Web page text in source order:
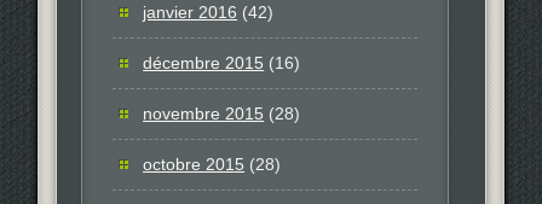
janvier 2016 (42)
décembre 2015 (16)
novembre 2015 (28)
octobre 2015 (28)